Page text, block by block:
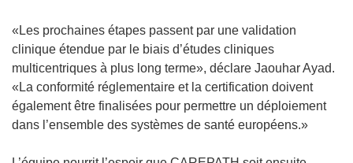
«Les prochaines étapes passent par une validation
clinique étendue par le biais d’études cliniques
multicentriques à plus long terme», déclare Jaouhar Ayad.
«La conformité réglementaire et la certification doivent
également être finalisées pour permettre un déploiement
dans l’ensemble des systèmes de santé européens.»